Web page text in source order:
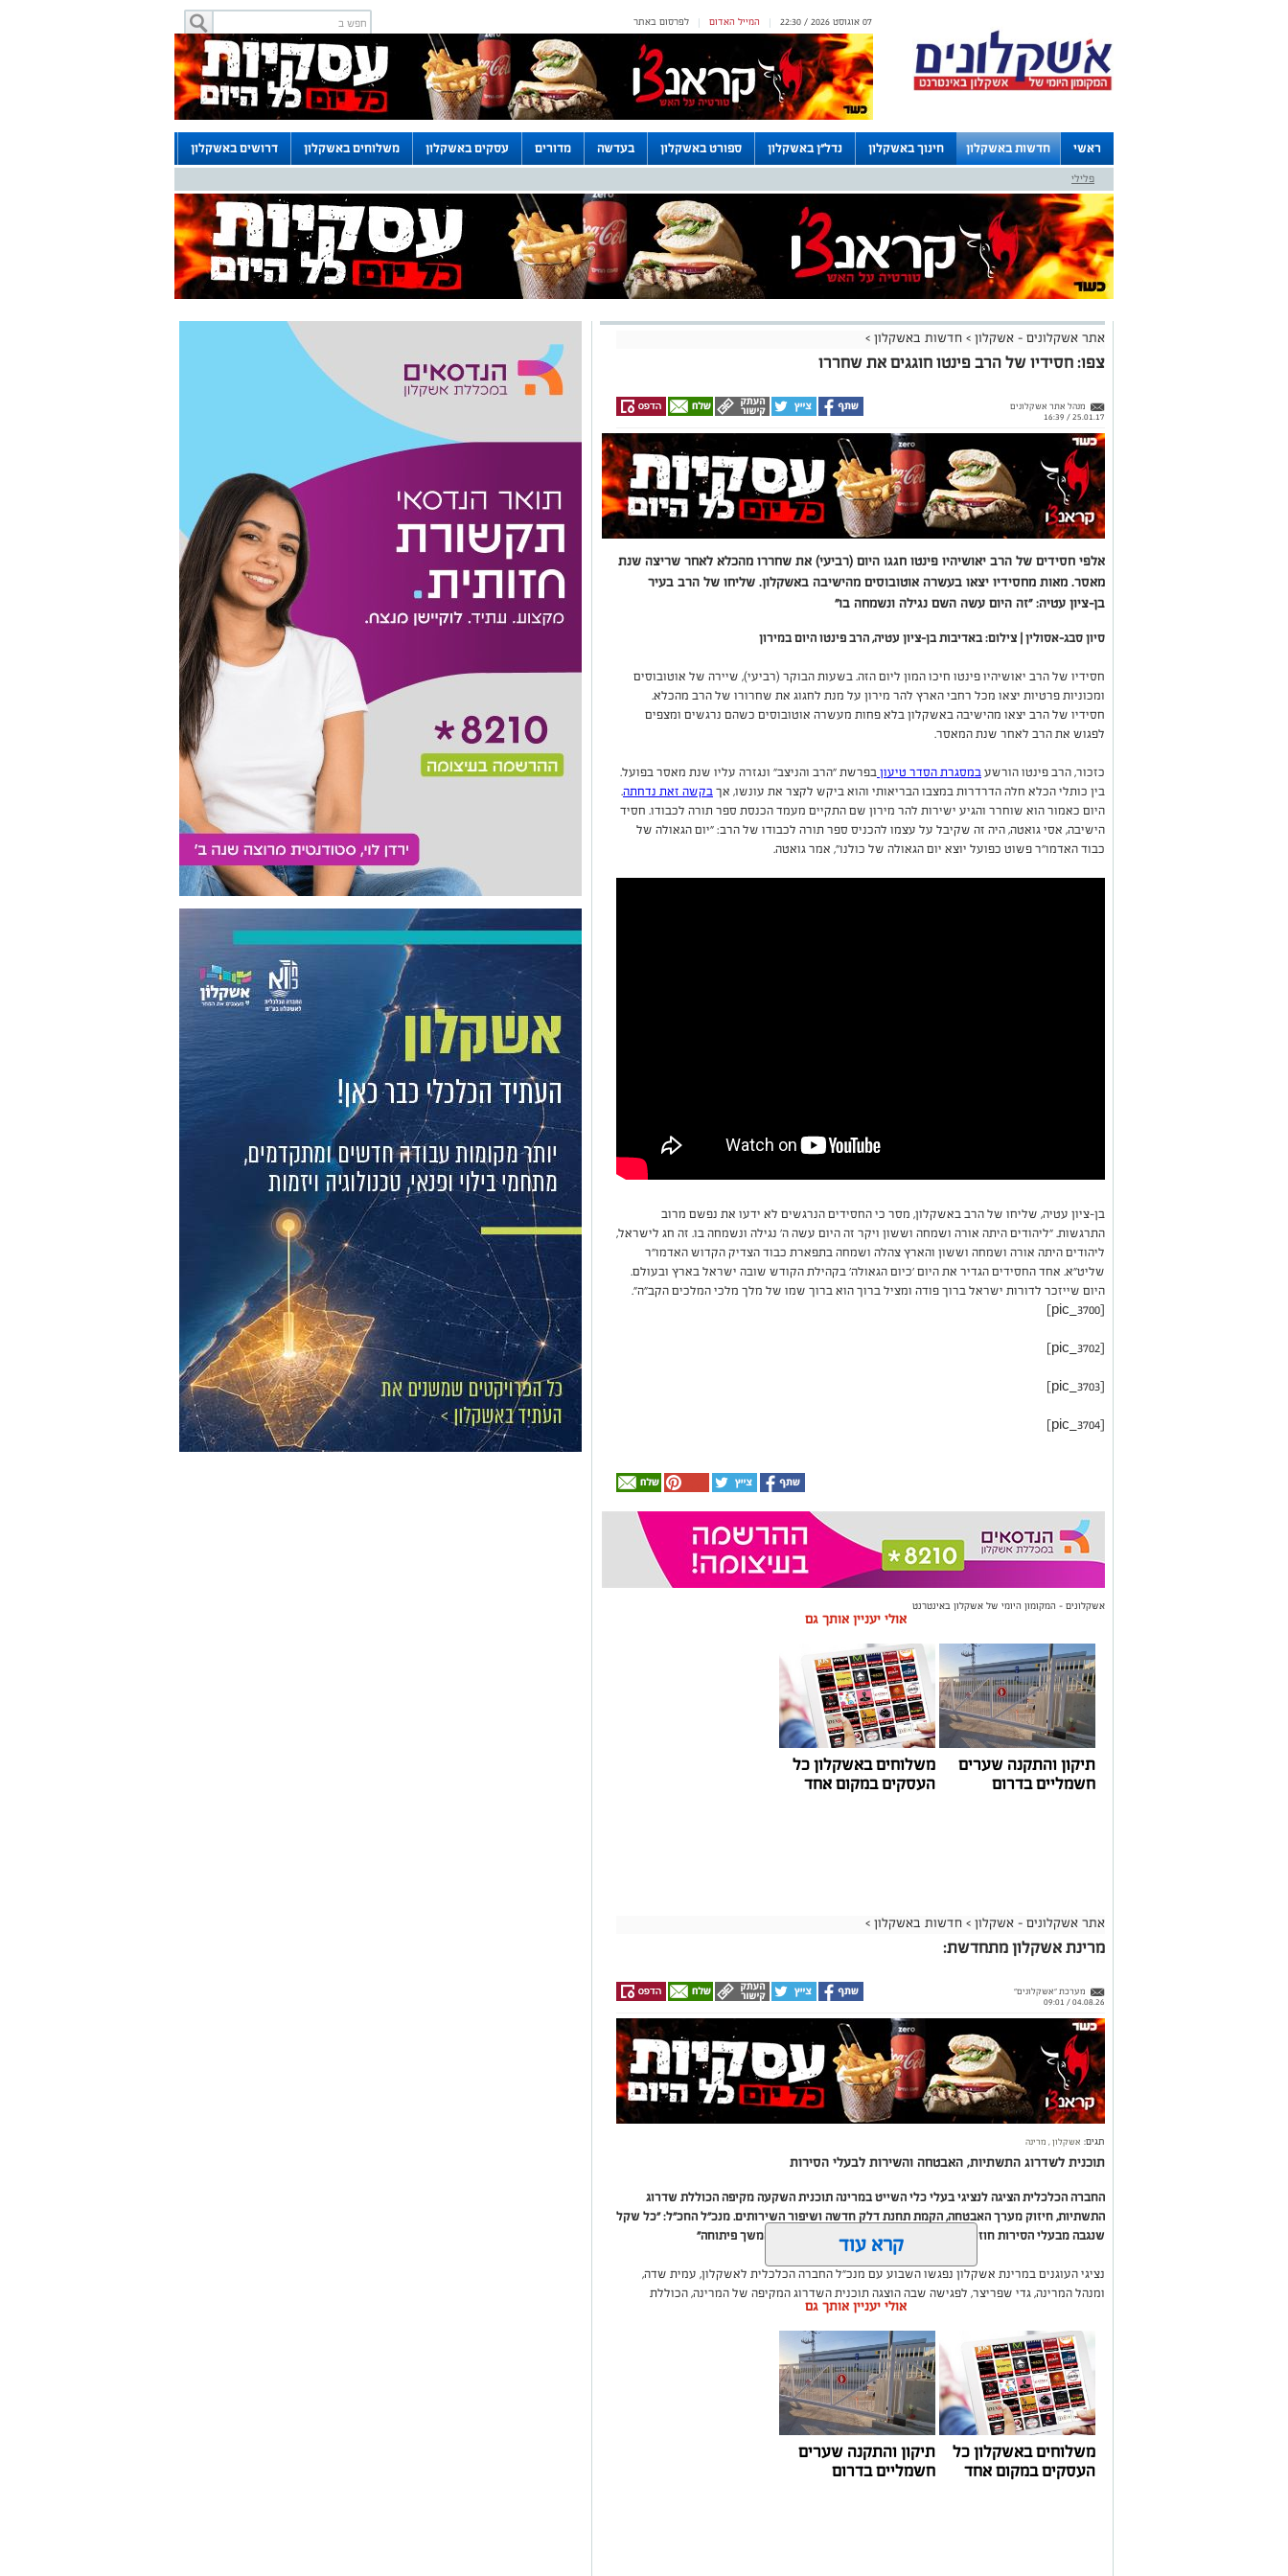
לפרסום באתר | המייל האדום | 07 אוגוסט 2026 / 22:30
ראשי חדשות באשקלון חינוך באשקלון נדל"ן באשקלון ספורט באשקלון בעדשה מדורים עסקים באשקלון משלוחים באשקלון דרושים באשקלון
לוחות
פלילי
אתר אשקלונים - אשקלון > חדשות באשקלון >
צפו: חסידיו של הרב פינטו חוגגים את שחררו
מנהל אתר אשקלונים
25.01.17 / 16:39
אלפי חסידים של הרב יאושיהיו פינטו חגגו היום (רביעי) את שחררו מהכלא לאחר שריצה שנת
מאסר. מאות מחסידיו יצאו בעשרה אוטובוסים מהישיבה באשקלון. שליחו של הרב בעיר
בן-ציון עטיה: "זה היום עשה השם נגילה ונשמחה בו"
סיון סבג-אסולין | צילום: באדיבות בן-ציון עטיה, הרב פינטו היום במירון
חסידיו של הרב יאושיהיו פינטו חיכו המון ליום הזה. בשעות הבוקר (רביעי), שיירה של אוטובוסים
ומכוניות פרטיות יצאו מכל רחבי הארץ להר מירון על מנת לחגוג את שחרורו של הרב מהכלא.
חסידיו של הרב יצאו מהישיבה באשקלון בלא פחות מעשרה אוטובוסים כשהם נרגשים ומצפים
לפגוש את הרב לאחר שנת המאסר.
כזכור, הרב פינטו הורשעבמסגרת הסדר טיעוןבפרשת "הרב והניצב" ונגזרה עליו שנת מאסר בפועל.
בין כותלי הכלא חלה הדרדרות במצבו הבריאותי והוא ביקש לקצר את עונשו, אךבקשה זאת נדחתה.
היום כאמור הוא שוחרר והגיע ישירות להר מירון שם התקיים מעמד הכנסת ספר תורה לכבודו. חסיד
הישיבה, אסי גואטה, היה זה שקיבל על עצמו להכניס ספר תורה לכבודו של הרב: "יום הגאולה של
כבוד האדמו"ר פשוט כפועל יוצא יום הגאולה של כולנו", אמר גואטה.
בן-ציון עטיה, שליחו של הרב באשקלון, מסר כי החסידים הנרגשים לא ידעו את נפשם מרוב
התרגשות. "ליהודים היתה אורה ושמחה וששון ויקר זה היום עשה ה' נגילה ונשמחה בו. זה חג לישראל,
ליהודים היתה אורה ושמחה וששון והארץ צהלה ושמחה בתפארת כבוד הצדיק הקדוש האדמו"ר
שליט"א. אחד החסידים הגדיר את היום 'כיום הגאולה' בקהילת הקודש שובה ישראל בארץ ובעולם.
היום שייזכר לדורות ישראל ברוך פודה ומציל ברוך הוא ברוך שמו של מלך מלכי המלכים הקב"ה".
[pic_3700]
[pic_3702]
[pic_3703]
[pic_3704]
אשקלונים - המקומון היומי של אשקלון באינטרנט
אולי יעניין אותך גם
תיקון והתקנה שערים
חשמליים בדרום
משלוחים באשקלון כל
העסקים במקום אחד
אתר אשקלונים - אשקלון > חדשות באשקלון >
מרינת אשקלון מתחדשת:
מערכת "אשקלונים"
04.08.26 / 09:01
תגים: אשקלון, מרינה
תוכנית לשדרוג התשתיות, האבטחה והשירות לבעלי הסירות
החברה הכלכלית הציגה לנציגי בעלי כלי השייט במרינה תוכנית השקעה מקיפה הכוללת שדרוג
התשתיות, חיזוק מערך האבטחה, הקמת תחנת דלק חדשה ושיפור השירותים. מנכ"ל החכ"ל: "כל שקל
שנגבה מבעלי הסירות חוזר בחזרה אליהם באמצעות שיפור המרינה והמשך פיתוחה"
נציגי העוגנים במרינת אשקלון נפגשו השבוע עם מנכ"ל החברה הכלכלית לאשקלון, עמית שדה,
ומנהל המרינה, גדי שפריצר, לפגישה שבה הוצגה תוכנית השדרוג המקיפה של המרינה, הכוללת
השקעה בתשתיות, בביטחון, בשירותים ובפיתוח המקום לטובת ציבור בעלי הסירות.
במהלך הפגישה עודכנו נציגי העוגנים, אולס ירצין ואליסף סדון, כי לאחר שלוש שנים שבהן דמי
העגינה לא עודכנו, למרות מספר עדכונים שהתקיימו במרינות אחרות, עלייה בעלויות התפעול ומתוך
התחשבות בעוגנים בתקופת המלחמה ואי הוודאות, בוצעו עדכונים מינוריים בתעריפי העגינה. עוד
הודגש כי גם לאחר העדכון תמשיך מרינת אשקלון להיות המרינה בעלת דמי העגינה ההוגנים
בישראל, כשההכנסות ישמשו להשקעה חוזרת במרינה, בשיפור התשתיות ובהרחבת השירותים
לרווחת בעלי כלי השייט.
קרא עוד
אולי יעניין אותך גם
משלוחים באשקלון כל
העסקים במקום אחד
תיקון והתקנה שערים
חשמליים בדרום